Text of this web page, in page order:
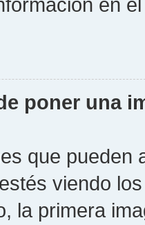
poner una
que pueden
viendo
la primera